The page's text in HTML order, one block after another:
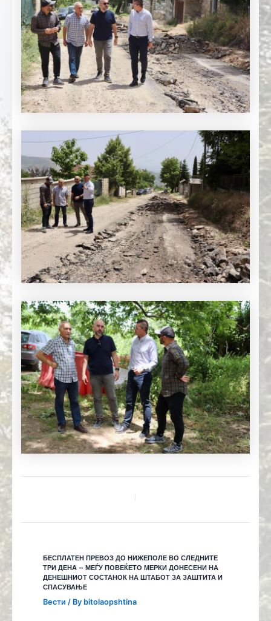
БЕСПЛАТЕН ПРЕВОЗ ДО НИЖЕПОЛЕ ВО СЛЕДНИТЕ
ТРИ ДЕНА – МЕЃУ ПОВЕЌЕТО МЕРКИ ДОНЕСЕНИ НА
ДЕНЕШНИОТ СОСТАНОК НА ШТАБОТ ЗА ЗАШТИТА И
СПАСУВАЊЕ
Вести / By bitolaopshtina